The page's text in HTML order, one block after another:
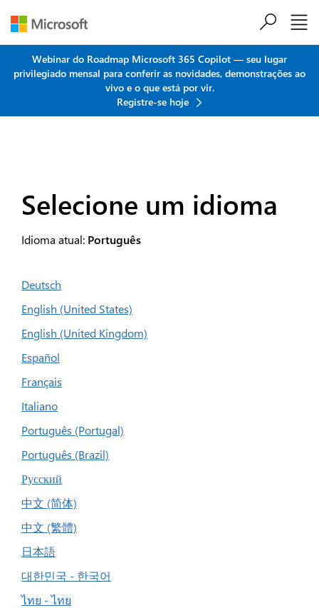
Webinar do Roadmap Microsoft 365 Copilot — seu lugar
privilegiado mensal para conferir as novidades, demonstrações ao
vivo e o que está por vir.
Registre-se hoje
Selecione um idioma
Idioma atual: Português
Deutsch
English (United States)
English (United Kingdom)
Español
Français
Italiano
Português (Portugal)
Português (Brazil)
Русский
中文 (简体)
中文 (繁體)
日本語
대한민국 - 한국어
ไทย - ไทย